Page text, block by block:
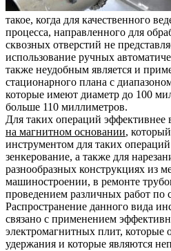
такое, когда для качественного
процесса, направленного для
сквозных отверстий не
использование ручных
также неудобным является и
стационарного плана с
которые имеют диаметр до 100
больше 110 миллиметров.
Для таких операций эффективнее
на магнитном основании,
инструментом для таких
зенкерование, а также для
разнообразных конструкциях из
машиностроении, в ремонте
проведением различных работ по
Распространение данного вида
связано с применением
электромагнитных плит, которые
удержания и которые являются